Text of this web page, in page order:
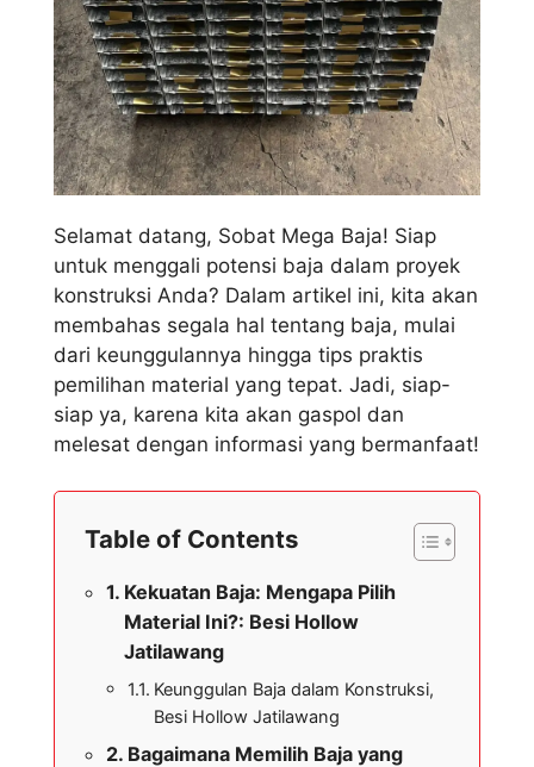
Selamat datang, Sobat Mega Baja! Siap
untuk menggali potensi baja dalam proyek
konstruksi Anda? Dalam artikel ini, kita akan
membahas segala hal tentang baja, mulai
dari keunggulannya hingga tips praktis
pemilihan material yang tepat. Jadi, siap-
siap ya, karena kita akan gaspol dan
melesat dengan informasi yang bermanfaat!
Table of Contents
Kekuatan Baja: Mengapa Pilih
Material Ini?: Besi Hollow
Jatilawang
Keunggulan Baja dalam Konstruksi,
Besi Hollow Jatilawang
Bagaimana Memilih Baja yang